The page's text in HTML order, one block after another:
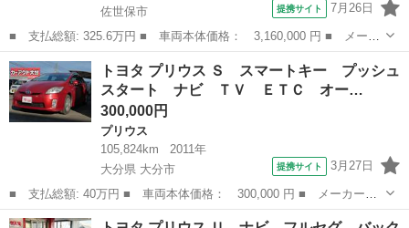
佐世保市
提携サイト 7月26日
■ 支払総額: 325.6万円 ■ 車両本体価格： 3,160,000 円 ■ メーカ
ー名： トヨタ ■ 車種名： プリウス ■ グレード名： Ｚ フル
セグ バックカメラ 衝突被害軽減システム ＥＴＣ ドラレコ Ｌ
ＥＤヘッ...
長崎 佐世保市 プリウス
トヨタ プリウス Ｓ スマートキー プッシュ
スタート ナビ ＴＶ ＥＴＣ オー…
300,000円
プリウス
105,824km
2011年
大分県 大分市
提携サイト 3月27日
■ 支払総額: 40万円 ■ 車両本体価格： 300,000 円 ■ メーカー
名： トヨタ ■ 車種名： プリウス ■ グレード名： Ｓ スマー
大分 大分市 プリウス